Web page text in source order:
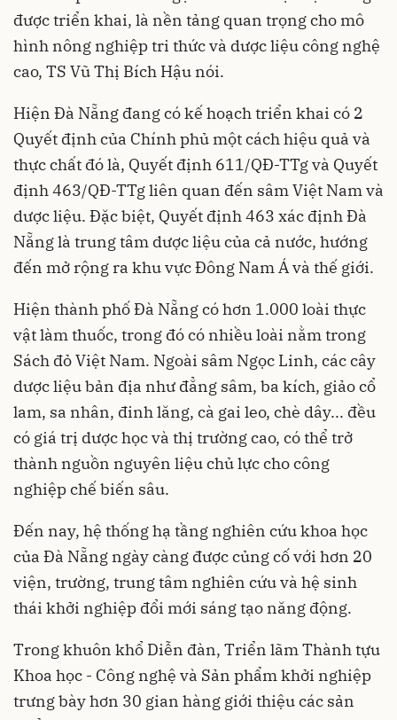
được triển khai, là nền tảng quan trọng cho mô
hình nông nghiệp tri thức và dược liệu công nghệ
cao, TS Vũ Thị Bích Hậu nói.
Hiện Đà Nẵng đang có kế hoạch triển khai có 2
Quyết định của Chính phủ một cách hiệu quả và
thực chất đó là, Quyết định 611/QĐ-TTg và Quyết
định 463/QĐ-TTg liên quan đến sâm Việt Nam và
dược liệu. Đặc biệt, Quyết định 463 xác định Đà
Nẵng là trung tâm dược liệu của cả nước, hướng
đến mở rộng ra khu vực Đông Nam Á và thế giới.
Hiện thành phố Đà Nẵng có hơn 1.000 loài thực
vật làm thuốc, trong đó có nhiều loài nằm trong
Sách đỏ Việt Nam. Ngoài sâm Ngọc Linh, các cây
dược liệu bản địa như đẳng sâm, ba kích, giảo cổ
lam, sa nhân, đinh lăng, cà gai leo, chè dây... đều
có giá trị dược học và thị trường cao, có thể trở
thành nguồn nguyên liệu chủ lực cho công
nghiệp chế biến sâu.
Đến nay, hệ thống hạ tầng nghiên cứu khoa học
của Đà Nẵng ngày càng được củng cố với hơn 20
viện, trường, trung tâm nghiên cứu và hệ sinh
thái khởi nghiệp đổi mới sáng tạo năng động.
Trong khuôn khổ Diễn đàn, Triển lãm Thành tựu
Khoa học - Công nghệ và Sản phẩm khởi nghiệp
trưng bày hơn 30 gian hàng giới thiệu các sản